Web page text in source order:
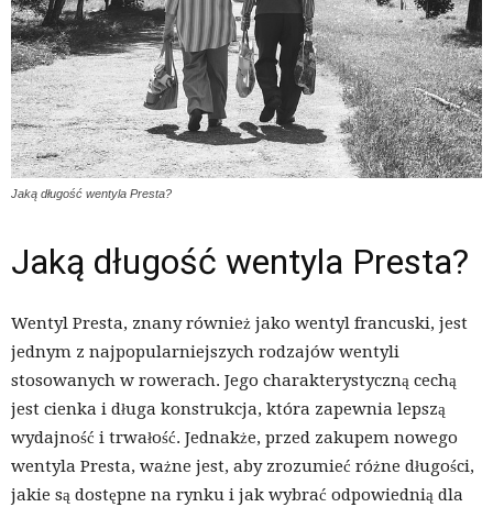
Jaką długość wentyla Presta?
Jaką długość wentyla Presta?
Wentyl Presta, znany również jako wentyl francuski, jest
jednym z najpopularniejszych rodzajów wentyli
stosowanych w rowerach. Jego charakterystyczną cechą
jest cienka i długa konstrukcja, która zapewnia lepszą
wydajność i trwałość. Jednakże, przed zakupem nowego
wentyla Presta, ważne jest, aby zrozumieć różne długości,
jakie są dostępne na rynku i jak wybrać odpowiednią dla